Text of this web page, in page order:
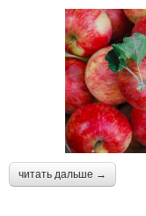
читать дальше →